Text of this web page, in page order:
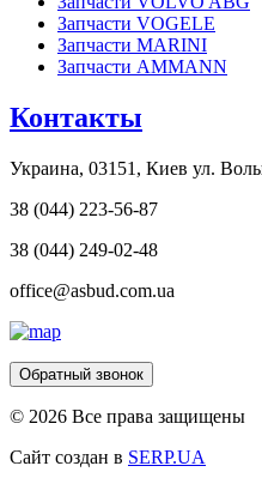
Запчасти VOGELE
Запчасти MARINI
Запчасти AMMANN
Контакты
Украина, 03151, Киев ул.
38 (044) 223-56-87
38 (044) 249-02-48
office@asbud.com.ua
Обратный звонок
© 2026 Все права защищены
Сайт создан в SERP.UA